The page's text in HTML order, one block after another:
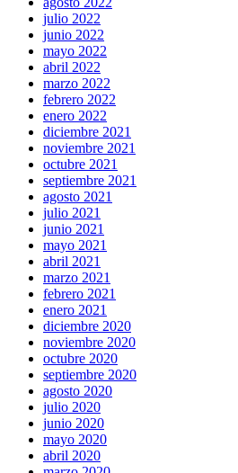
julio 2022
junio 2022
mayo 2022
abril 2022
marzo 2022
febrero 2022
enero 2022
diciembre 2021
noviembre 2021
octubre 2021
septiembre 2021
agosto 2021
julio 2021
junio 2021
mayo 2021
abril 2021
marzo 2021
febrero 2021
enero 2021
diciembre 2020
noviembre 2020
octubre 2020
septiembre 2020
agosto 2020
julio 2020
junio 2020
mayo 2020
abril 2020